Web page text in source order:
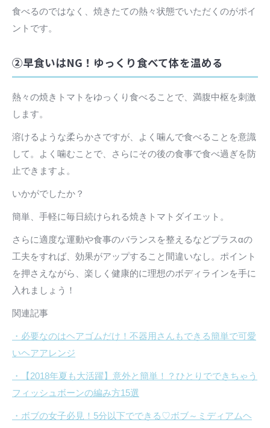
食べるのではなく、焼きたての熱々状態でいただくのがポイ
ントです。
②早食いはNG！ゆっくり食べて体を温める
熱々の焼きトマトをゆっくり食べることで、満腹中枢を刺激
します。
溶けるような柔らかさですが、よく噛んで食べることを意識
して。よく噛むことで、さらにその後の食事で食べ過ぎを防
止できますよ。
いかがでしたか？
簡単、手軽に毎日続けられる焼きトマトダイエット。
さらに適度な運動や食事のバランスを整えるなどプラスαの
工夫をすれば、効果がアップすること間違いなし。ポイント
を押さえながら、楽しく健康的に理想のボディラインを手に
入れましょう！
関連記事
・必要なのはヘアゴムだけ！不器用さんもできる簡単で可愛
いヘアアレンジ
・【2018年夏も大活躍】意外と簡単！？ひとりでできちゃう
フィッシュボーンの編み方15選
・ボブの女子必見！5分以下でできる♡ボブ～ミディアムヘ